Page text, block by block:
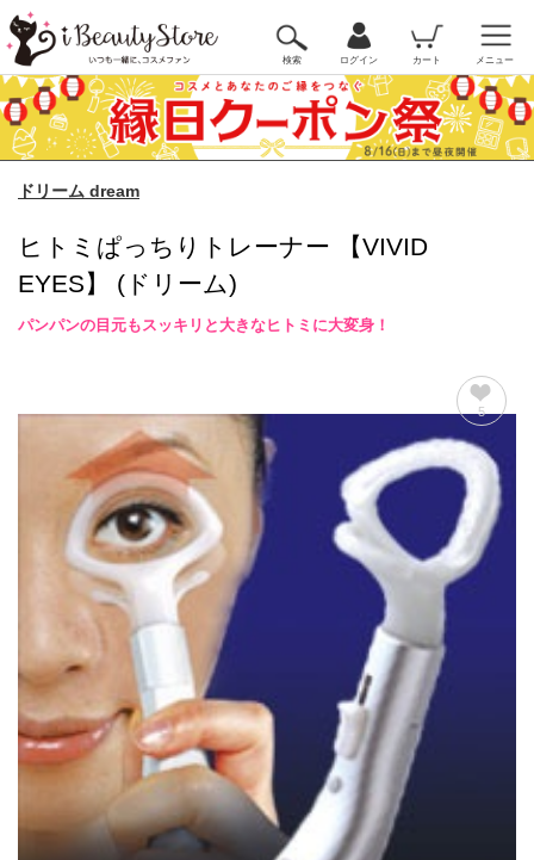
検索 ログイン カート メニュー
ドリーム dream
ヒトミぱっちりトレーナー 【VIVID
EYES】 (ドリーム)
パンパンの目元もスッキリと大きなヒトミに大変身！
5